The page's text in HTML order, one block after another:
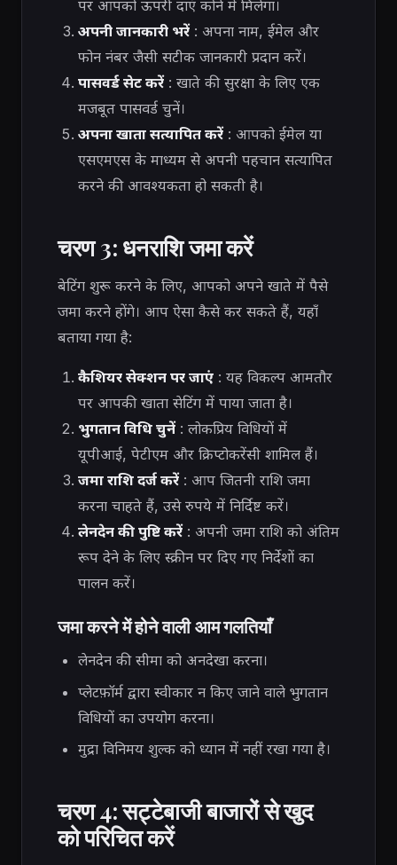
पर आपको ऊपरी दाएं कोने में मिलेगा।
अपनी जानकारी भरें: अपना नाम, ईमेल और
फोन नंबर जैसी सटीक जानकारी प्रदान करें।
पासवर्ड सेट करें: खाते की सुरक्षा के लिए एक
मजबूत पासवर्ड चुनें।
अपना खाता सत्यापित करें: आपको ईमेल या
एसएमएस के माध्यम से अपनी पहचान सत्यापित
करने की आवश्यकता हो सकती है।
चरण 3: धनराशि जमा करें
बेटिंग शुरू करने के लिए, आपको अपने खाते में पैसे
जमा करने होंगे। आप ऐसा कैसे कर सकते हैं, यहाँ
बताया गया है:
कैशियर सेक्शन पर जाएं: यह विकल्प आमतौर
पर आपकी खाता सेटिंग में पाया जाता है।
भुगतान विधि चुनें: लोकप्रिय विधियों में
यूपीआई, पेटीएम और क्रिप्टोकरेंसी शामिल हैं।
जमा राशि दर्ज करें: आप जितनी राशि जमा
करना चाहते हैं, उसे रुपये में निर्दिष्ट करें।
लेनदेन की पुष्टि करें: अपनी जमा राशि को अंतिम
रूप देने के लिए स्क्रीन पर दिए गए निर्देशों का
पालन करें।
जमा करने में होने वाली आम गलतियाँ
लेनदेन की सीमा को अनदेखा करना।
प्लेटफ़ॉर्म द्वारा स्वीकार न किए जाने वाले भुगतान
विधियों का उपयोग करना।
मुद्रा विनिमय शुल्क को ध्यान में नहीं रखा गया है।
चरण 4: सट्टेबाजी बाजारों से खुद
को परिचित करें